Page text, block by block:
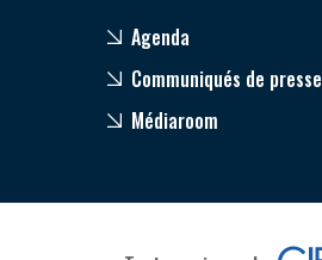
Agenda
Communiqués de presse
Médiaroom